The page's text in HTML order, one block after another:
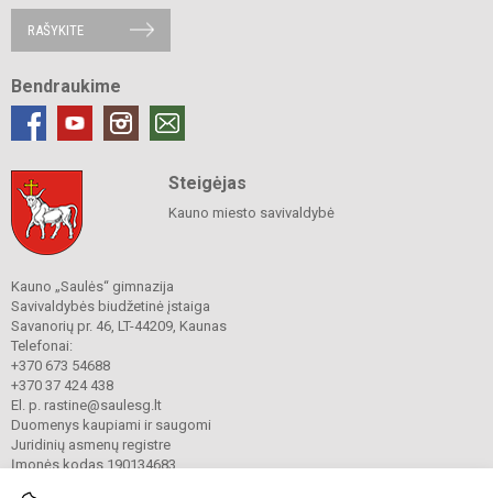
RAŠYKITE
Bendraukime
Steigėjas
Kauno miesto savivaldybė
Kauno „Saulės“ gimnazija
Savivaldybės biudžetinė įstaiga
Savanorių pr. 46, LT-44209, Kaunas
Telefonai:
+370 673 54688
+370 37 424 438
El. p. rastine@saulesg.lt
Duomenys kaupiami ir saugomi
Juridinių asmenų registre
Įmonės kodas 190134683